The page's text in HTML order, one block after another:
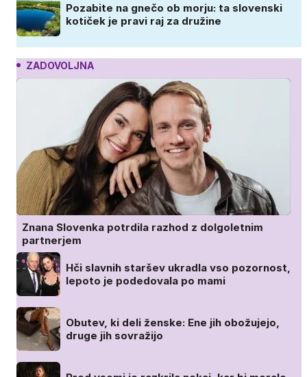
Pozabite na gnečo ob morju: ta slovenski
kotiček je pravi raj za družine
ZADOVOLJNA
Znana Slovenka potrdila razhod z dolgoletnim
partnerjem
Hči slavnih staršev ukradla vso pozornost,
lepoto je podedovala po mami
Obutev, ki deli ženske: Ene jih obožujejo,
druge jih sovražijo